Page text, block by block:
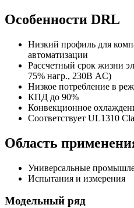
Особенности DRL
Низкий профиль для
автоматизации
Рассчетный срок жизни
75% нагр., 230В AC)
Низкое потребление в
КПД до 90%
Конвекционное
Соответствует UL1310
Область
Универсальные
Испытания и измерения
Модельный ряд